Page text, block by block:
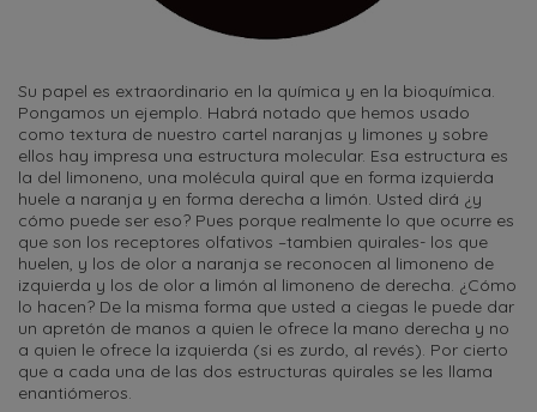
Su papel es extraordinario en la química y en la bioquímica.
Pongamos un ejemplo. Habrá notado que hemos usado
como textura de nuestro cartel naranjas y limones y sobre
ellos hay impresa una estructura molecular. Esa estructura es
la del limoneno, una molécula quiral que en forma izquierda
huele a naranja y en forma derecha a limón. Usted dirá ¿y
cómo puede ser eso? Pues porque realmente lo que ocurre es
que son los receptores olfativos –tambien quirales- los que
huelen, y los de olor a naranja se reconocen al limoneno de
izquierda y los de olor a limón al limoneno de derecha. ¿Cómo
lo hacen? De la misma forma que usted a ciegas le puede dar
un apretón de manos a quien le ofrece la mano derecha y no
a quien le ofrece la izquierda (si es zurdo, al revés). Por cierto
que a cada una de las dos estructuras quirales se les llama
enantiómeros.